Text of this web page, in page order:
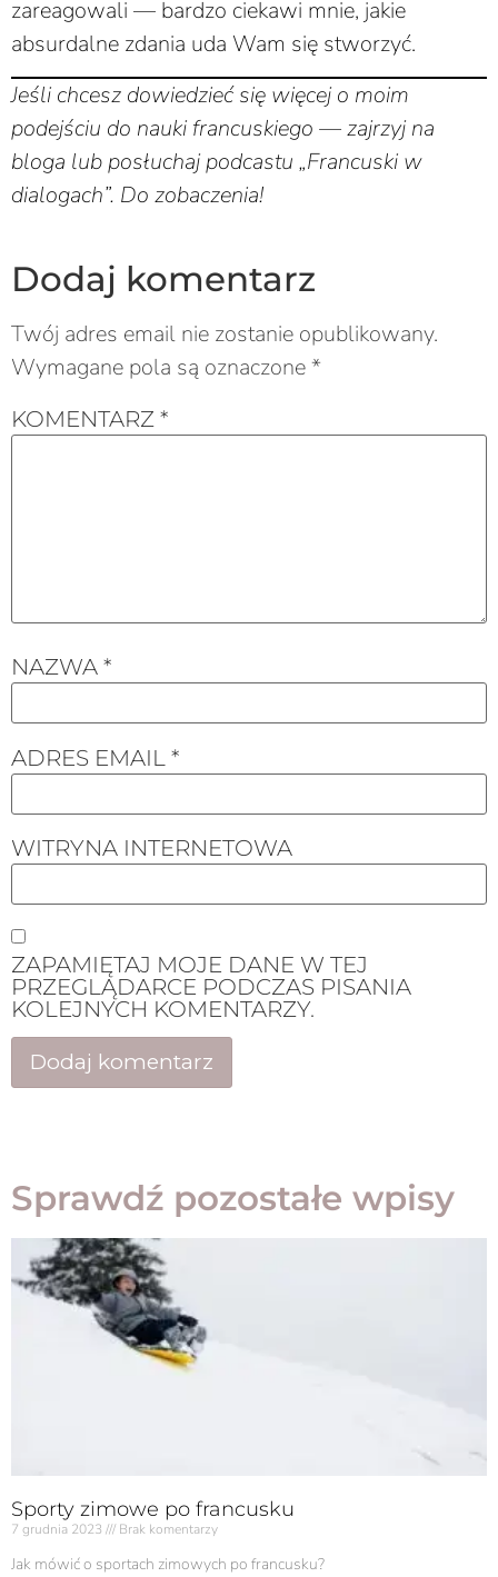
zareagowali — bardzo ciekawi mnie, jakie
absurdalne zdania uda Wam się stworzyć.
Jeśli chcesz dowiedzieć się więcej o moim
podejściu do nauki francuskiego — zajrzyj na
bloga lub posłuchaj podcastu „Francuski w
dialogach”. Do zobaczenia!
Dodaj komentarz
Twój adres email nie zostanie opublikowany.
Wymagane pola są oznaczone*
KOMENTARZ *
NAZWA *
ADRES EMAIL *
WITRYNA INTERNETOWA
ZAPAMIĘTAJ MOJE DANE W TEJ
PRZEGLĄDARCE PODCZAS PISANIA
KOLEJNYCH KOMENTARZY.
Sprawdź pozostałe wpisy
Sporty zimowe po francusku
7 grudnia 2023 Brak komentarzy
Jak mówić o sportach zimowych po francusku?